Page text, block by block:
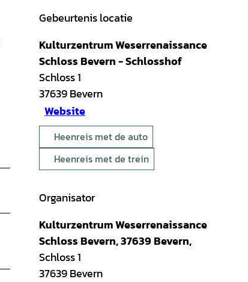
Gebeurtenis locatie
Kulturzentrum Weserrenaissance
Schloss Bevern - Schlosshof
Schloss 1
37639Bevern
Website
Heenreis met de auto
Heenreis met de trein
Organisator
Kulturzentrum Weserrenaissance
Schloss Bevern, 37639 Bevern,
Schloss 1
37639Bevern